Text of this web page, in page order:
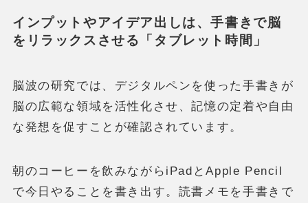
インプットやアイデア出しは、手書きで脳
をリラックスさせる「タブレット時間」
脳波の研究では、デジタルペンを使った手書きが
脳の広範な領域を活性化させ、記憶の定着や自由
な発想を促すことが確認されています。
朝のコーヒーを飲みながらiPadとApple Pencil
で今日やることを書き出す。読書メモを手書きで